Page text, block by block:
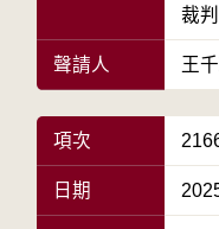
裁
聲請人 王
項次
日期